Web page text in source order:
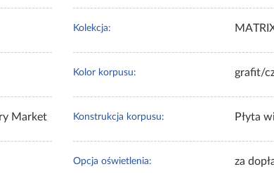
Market
Kolekcja:
Kolor korpusu: grafit/
Konstrukcja korpusu: Płyta
Opcja oświetlenia: za